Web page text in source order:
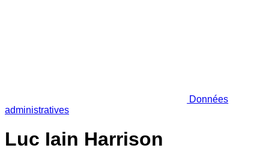
Données
administratives
Luc Iain Harrison